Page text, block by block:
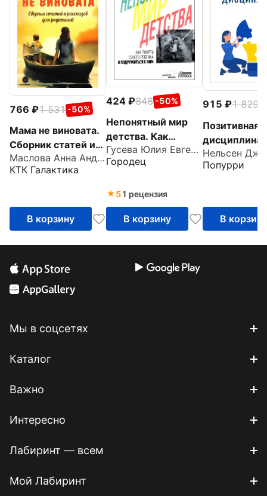
766 1 531 -50%
Мама не виновата.
Сборник статей и
рассказов для
родителей
Маслова Анна Андреевна
КТК Галактика
В корзину
424 848 -50%
Непонятный мир
детства. Как
понять своего
ребенка и
Гусева Юлия Евгеньевна
Городец
51 рецензия
В корзину
915 1 829
Позитивная
дисциплина.
помочь
развить
Нельсен
Попурри
В корзину
Мы в соцсетях
Каталог
Важно
Интересно
Лабиринт — всем
Мой Лабиринт